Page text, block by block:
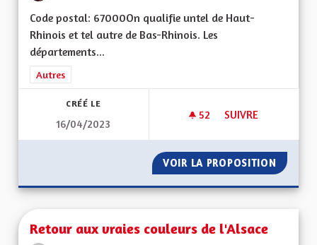
Code postal: 67000On qualifie untel de Haut-
Rhinois et tel autre de Bas-Rhinois. Les
départements...
Filtrer les résultats de la catégorie : Autres
Autres
CRÉÉ LE
16/04/2023
52 52 ABONNÉS
SUIVRE
VOIR LA PROPOSITION HAUT-
Retour aux vraies couleurs de l'Alsace